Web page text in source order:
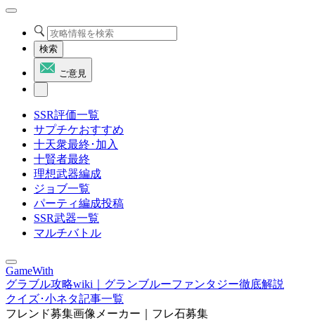
検索
ご意見
SSR評価一覧
サプチケおすすめ
十天衆最終･加入
十賢者最終
理想武器編成
ジョブ一覧
パーティ編成投稿
SSR武器一覧
マルチバトル
GameWith
グラブル攻略wiki｜グランブルーファンタジー徹底解説
クイズ･小ネタ記事一覧
フレンド募集画像メーカー｜フレ石募集